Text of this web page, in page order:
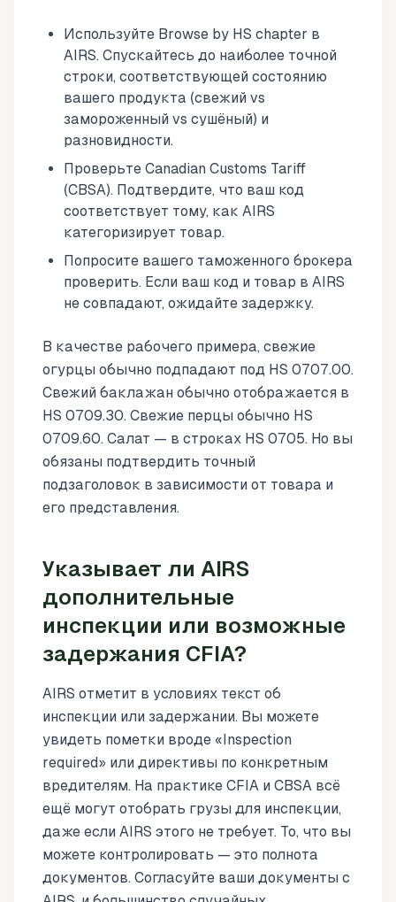
Используйте Browse by HS chapter в
AIRS. Спускайтесь до наиболее точной
строки, соответствующей состоянию
вашего продукта (свежий vs
замороженный vs сушёный) и
разновидности.
Проверьте Canadian Customs Tariff
(CBSA). Подтвердите, что ваш код
соответствует тому, как AIRS
категоризирует товар.
Попросите вашего таможенного брокера
проверить. Если ваш код и товар в AIRS
не совпадают, ожидайте задержку.
В качестве рабочего примера, свежие
огурцы обычно подпадают под HS 0707.00.
Свежий баклажан обычно отображается в
HS 0709.30. Свежие перцы обычно HS
0709.60. Салат — в строках HS 0705. Но вы
обязаны подтвердить точный
подзаголовок в зависимости от товара и
его представления.
Указывает ли AIRS
дополнительные
инспекции или возможные
задержания CFIA?
AIRS отметит в условиях текст об
инспекции или задержании. Вы можете
увидеть пометки вроде «Inspection
required» или директивы по конкретным
вредителям. На практике CFIA и CBSA всё
ещё могут отобрать грузы для инспекции,
даже если AIRS этого не требует. То, что вы
можете контролировать — это полнота
документов. Согласуйте ваши документы с